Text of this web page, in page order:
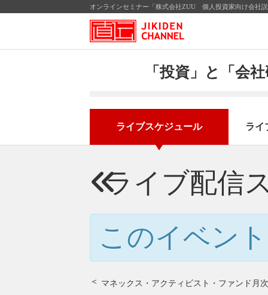
オンラインセミナー「株式会社ZUU 個人投資家向け会社
「投資」と「会
ライブスケジュール ライ
ライブ配信
このイベン
マネックス・アクティビスト・ファンド月